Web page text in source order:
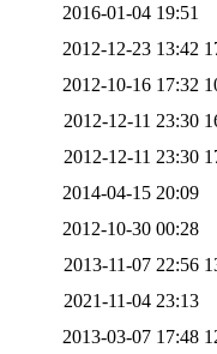
2016-01-04 19:51
2012-12-23 13:42
2012-10-16 17:32
2012-12-11 23:30
2012-12-11 23:30
2014-04-15 20:09
2012-10-30 00:28
2013-11-07 22:56
2021-11-04 23:13
2013-03-07 17:48